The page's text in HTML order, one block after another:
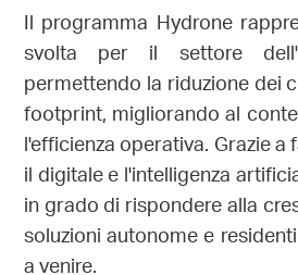
Il programma Hydrone
svolta per il settore
permettendo la riduzione dei
footprint, migliorando al
l'efficienza operativa. Grazie
il digitale e l'intelligenza
in grado di rispondere alla
soluzioni autonome e